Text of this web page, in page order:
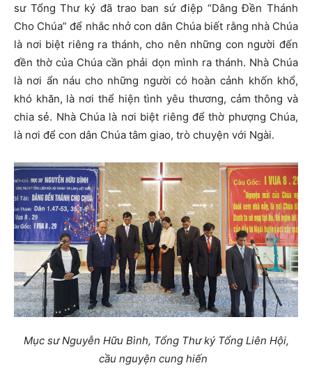
sư Tổng Thư ký đã trao ban sứ điệp “Dâng Đền Thánh
Cho Chúa” để nhắc nhở con dân Chúa biết rằng nhà Chúa
là nơi biệt riêng ra thánh, cho nên những con người đến
đền thờ của Chúa cần phải dọn mình ra thánh. Nhà Chúa
là nơi ẩn náu cho những người có hoàn cảnh khốn khổ,
khó khăn, là nơi thể hiện tình yêu thương, cảm thông và
chia sẻ. Nhà Chúa là nơi biệt riêng để thờ phượng Chúa,
là nơi để con dân Chúa tâm giao, trò chuyện với Ngài.
Mục sư Nguyễn Hữu Bình, Tổng Thư ký Tổng Liên Hội,
cầu nguyện cung hiến